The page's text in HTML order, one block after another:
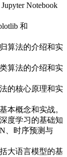
Notebook
和
算法的介绍和实
算法的介绍和实
的核心原理和实
本概念和实战。
度学习的基础知
、时序预测与
大语言模型的基